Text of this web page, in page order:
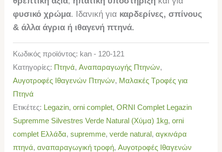
φυσικό χρώμα. Ιδανική για καρδερίνες, σπίνους
& άλλα άγρια ή ιθαγενή πτηνά.
Κωδικός προϊόντος: kan - 120-121
Κατηγορίες: Πτηνά,Αναπαραγωγής Πτηνών,
Αυγοτροφές Ιθαγενών Πτηνών, Μαλακές Τροφές για
Πτηνά
Ετικέτες: Legazin,orni complet,ORNI Complet Legazin
Supremme Silvestres Verde Natural (Χύμα) 1kg,orni
complet Ελλάδα,supremme,verde natural,αγκινάρα
πτηνά,αναπαραγωγική τροφή,Αυγοτροφές Ιθαγενών